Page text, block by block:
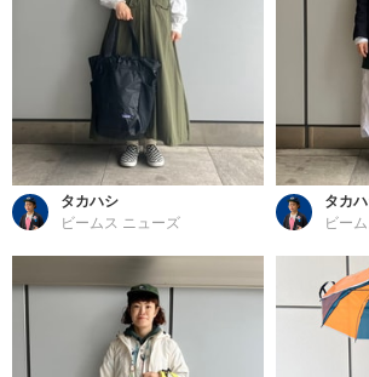
タカハシ
ビームス ニューズ
タカ
ビー